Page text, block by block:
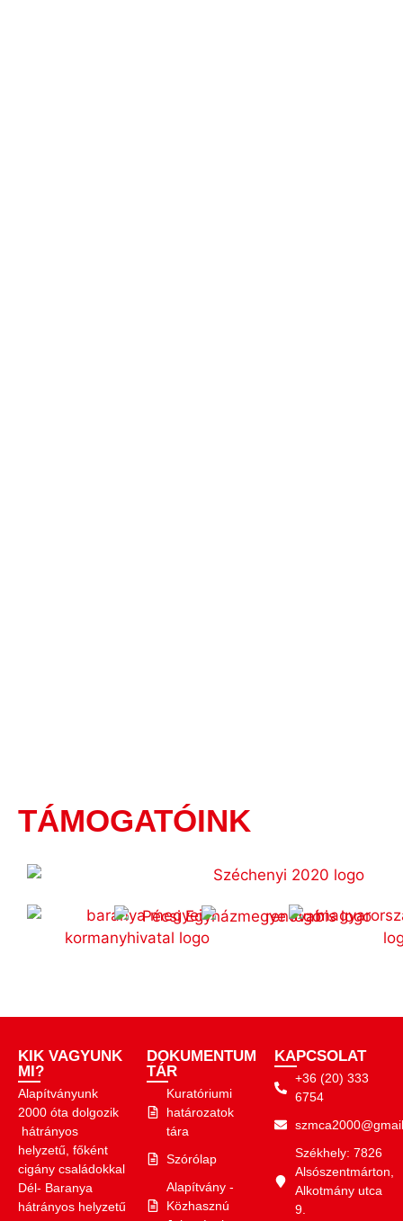
TÁMOGATÓINK
KIK VAGYUNK
MI?
Alapítványunk
2000 óta dolgozik
hátrányos
helyzetű, főként
cigány családokkal
Dél- Baranya
hátrányos helyzetű
DOKUMENTUM
TÁR
Kuratóriumi
határozatok
tára
Szórólap
Alapítvány -
Közhasznú
KAPCSOLAT
+36 (20) 333
6754
Székhely: 7826
Alsószentmárton,
Alkotmány utca
9.